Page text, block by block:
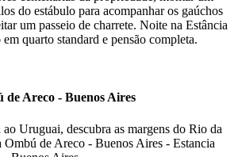
do estábulo para acompanhar os gaúchos
um passeio de charrete. Noite na Estância
quarto standard e pensão completa.
de Areco - Buenos Aires